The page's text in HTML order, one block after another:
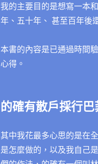
我的主要目的是想寫一本
年、五十年、 甚至百年後
本書的內容是已通過時間
心得。
的確有散戶採行
其中我花最多心思的是在
是怎麼做的，以及我自己